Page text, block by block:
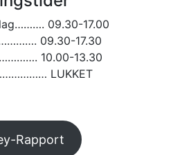
09.30-17.00
09.30-17.30
10.00-13.30
LUKKET
Rapport